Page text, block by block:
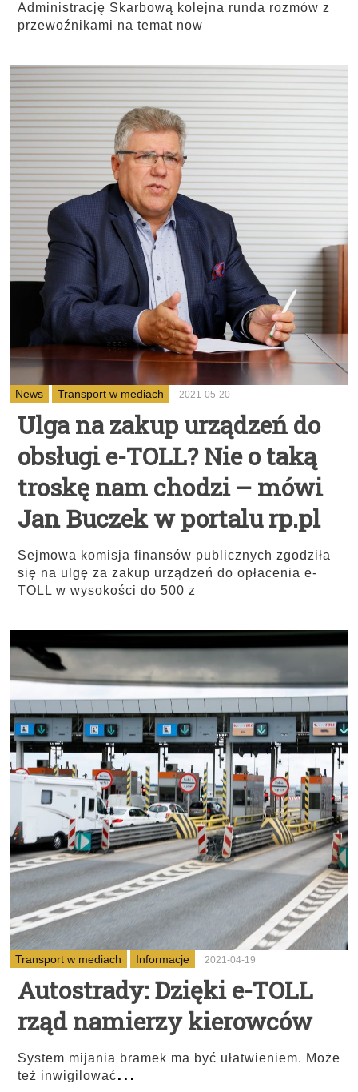
Administrację Skarbową kolejna runda rozmów z
przewoźnikami na temat now
News Transport w mediach 2021-05-20
Ulga na zakup urządzeń do
obsługi e-TOLL? Nie o taką
troskę nam chodzi – mówi
Jan Buczek w portalu rp.pl
Sejmowa komisja finansów publicznych zgodziła
się na ulgę za zakup urządzeń do opłacenia e-
TOLL w wysokości do 500 z
Transport w mediach Informacje 2021-04-19
Autostrady: Dzięki e-TOLL
rząd namierzy kierowców
System mijania bramek ma być ułatwieniem. Może
też inwigilować...